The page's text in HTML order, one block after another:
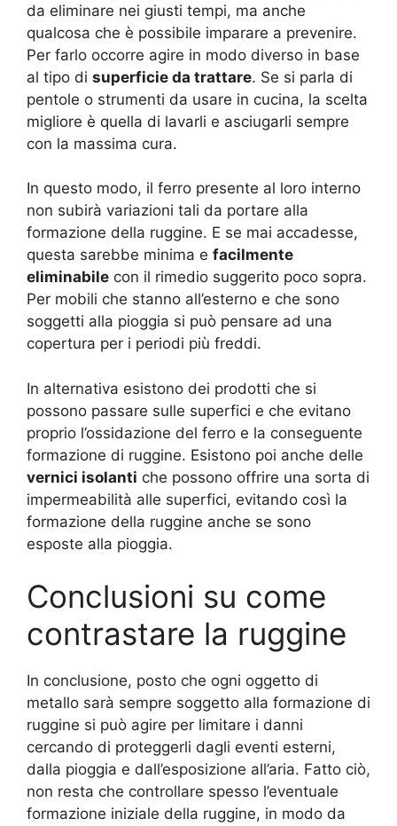
da eliminare nei giusti tempi, ma anche
qualcosa che è possibile imparare a prevenire.
Per farlo occorre agire in modo diverso in base
al tipo di superficie da trattare. Se si parla di
pentole o strumenti da usare in cucina, la scelta
migliore è quella di lavarli e asciugarli sempre
con la massima cura.
In questo modo, il ferro presente al loro interno
non subirà variazioni tali da portare alla
formazione della ruggine. E se mai accadesse,
questa sarebbe minima e facilmente
eliminabile con il rimedio suggerito poco sopra.
Per mobili che stanno all’esterno e che sono
soggetti alla pioggia si può pensare ad una
copertura per i periodi più freddi.
In alternativa esistono dei prodotti che si
possono passare sulle superfici e che evitano
proprio l’ossidazione del ferro e la conseguente
formazione di ruggine. Esistono poi anche delle
vernici isolanti che possono offrire una sorta di
impermeabilità alle superfici, evitando così la
formazione della ruggine anche se sono
esposte alla pioggia.
Conclusioni su come
contrastare la ruggine
In conclusione, posto che ogni oggetto di
metallo sarà sempre soggetto alla formazione di
ruggine si può agire per limitare i danni
cercando di proteggerli dagli eventi esterni,
dalla pioggia e dall’esposizione all’aria. Fatto ciò,
non resta che controllare spesso l’eventuale
formazione iniziale della ruggine, in modo da